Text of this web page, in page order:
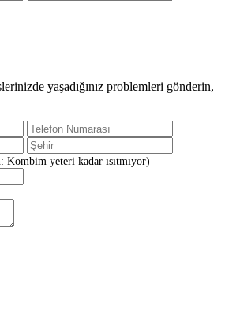
yaşadığınız problemleri gönderin,
Kombim yeteri kadar ısıtmıyor)